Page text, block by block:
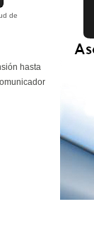
de
hasta